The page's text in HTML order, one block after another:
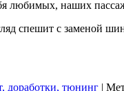
любимых, наших
спешит с заменой
доработки, тюнинг |